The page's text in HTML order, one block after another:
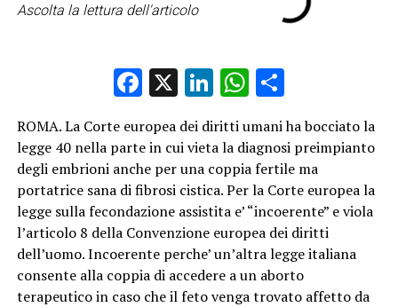
Ascolta la lettura dell'articolo
Facebook
X LinkedIn
WhatsApp
Condividi
ROMA. La Corte europea dei diritti umani ha bocciato la
legge 40 nella parte in cui vieta la diagnosi preimpianto
degli embrioni anche per una coppia fertile ma
portatrice sana di fibrosi cistica. Per la Corte europea la
legge sulla fecondazione assistita e’ “incoerente” e viola
l’articolo 8 della Convenzione europea dei diritti
dell’uomo. Incoerente perche’ un’altra legge italiana
consente alla coppia di accedere a un aborto
terapeutico in caso che il feto venga trovato affetto da